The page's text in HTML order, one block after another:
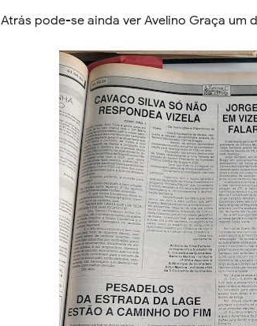
Atrás pode-se ainda ver Avelino Graça um